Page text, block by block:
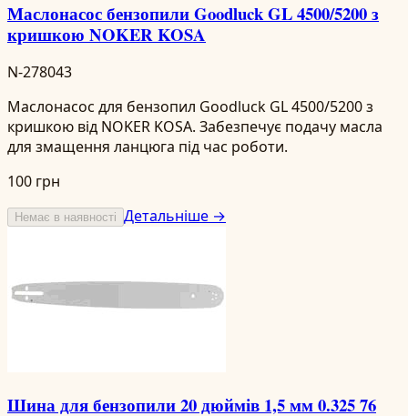
Маслонасос бензопили Goodluck GL 4500/5200 з
кришкою NOKER KOSA
N-278043
Маслонасос для бензопил Goodluck GL 4500/5200 з
кришкою від NOKER KOSA. Забезпечує подачу масла
для змащення ланцюга під час роботи.
100 грн
Немає в наявності Детальніше →
Шина для бензопили 20 дюймів 1,5 мм 0.325 76